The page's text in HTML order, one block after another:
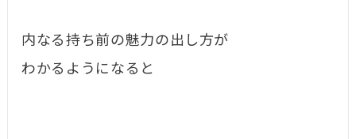
内なる持ち前の魅力の出し方が
わかるようになると